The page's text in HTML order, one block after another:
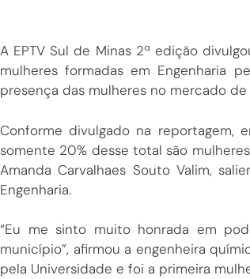
A EPTV Sul de Minas 2ª edição
mulheres formadas em Engenharia
presença das mulheres no mercado
Conforme divulgado na reportagem,
somente 20% desse total são
Amanda Carvalhaes Souto Valim,
Engenharia.
“Eu me sinto muito honrada em
município”, afirmou a engenheira
pela Universidade e foi a primeira